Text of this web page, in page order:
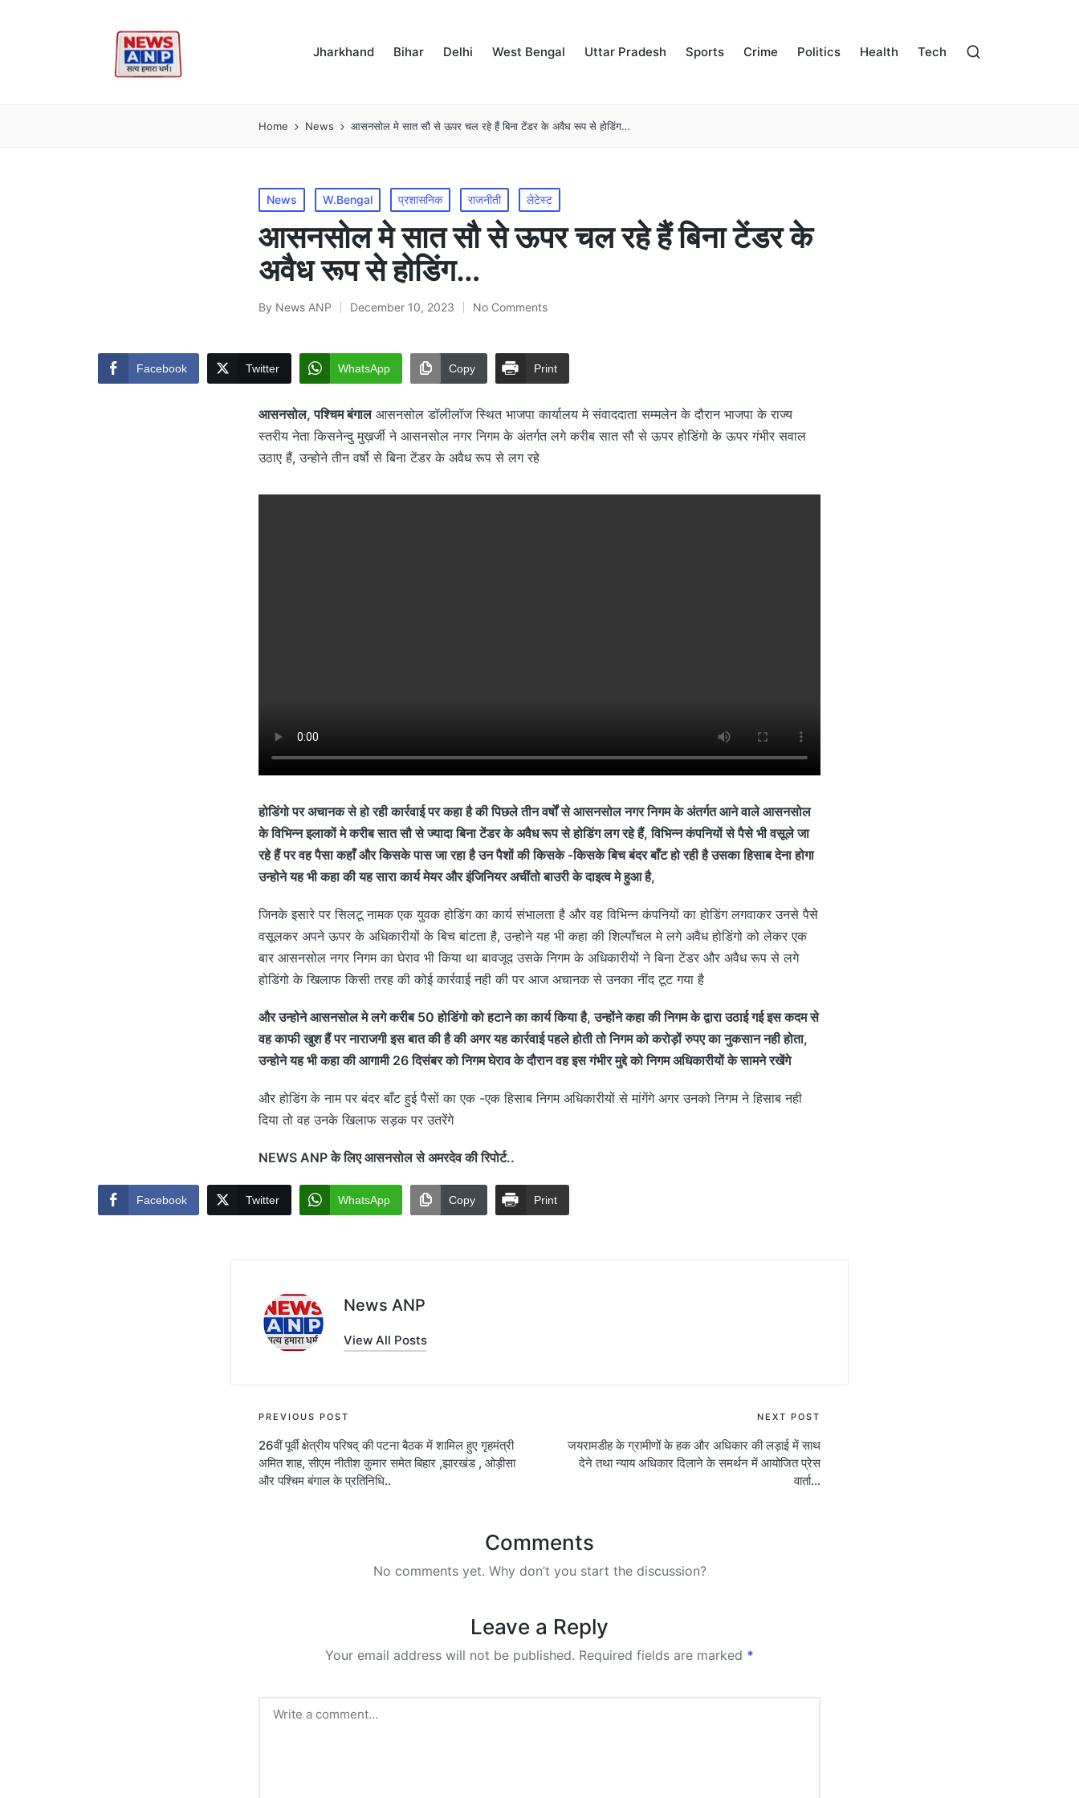
Jharkhand Bihar Delhi West Bengal Uttar Pradesh Sports Crime Politics Health Tech
Home News आसनसोल मे सात सौ से ऊपर चल रहे हैं बिना टेंडर के अवैध रूप से होडिंग…
Posted
in
News W.Bengal प्रशासनिक राजनीती लेटेस्ट
आसनसोल मे सात सौ से ऊपर चल रहे हैं बिना टेंडर के
अवैध रूप से होडिंग…
Posted
By News ANP December 10, 2023 No Comments
Facebook Twitter WhatsApp Copy Print
आसनसोल, पश्चिम बंगालआसनसोल डॉलीलॉज स्थित भाजपा कार्यालय मे संवाददाता सम्मलेन के दौरान भाजपा के राज्य
स्तरीय नेता किसनेन्दु मुख़र्जी ने आसनसोल नगर निगम के अंतर्गत लगे करीब सात सौ से ऊपर होडिंगो के ऊपर गंभीर सवाल
उठाए हैं, उन्होने तीन वर्षो से बिना टेंडर के अवैध रूप से लग रहे
होडिंगो पर अचानक से हो रही कार्रवाई पर कहा है की पिछले तीन वर्षों से आसनसोल नगर निगम के अंतर्गत आने वाले आसनसोल
के विभिन्न इलाकों मे करीब सात सौ से ज्यादा बिना टेंडर के अवैध रूप से होडिंग लग रहे हैं, विभिन्न कंपनियों से पैसे भी वसूले जा
रहे हैं पर वह पैसा कहाँ और किसके पास जा रहा है उन पैशों की किसके -किसके बिच बंदर बाँट हो रही है उसका हिसाब देना होगा
उन्होने यह भी कहा की यह सारा कार्य मेयर और इंजिनियर अचींतो बाउरी के दाइत्व मे हुआ है,
जिनके इसारे पर सिलटू नामक एक युवक होडिंग का कार्य संभालता है और वह विभिन्न कंपनियों का होडिंग लगवाकर उनसे पैसे
वसूलकर अपने ऊपर के अधिकारीयों के बिच बांटता है, उन्होने यह भी कहा की शिल्पाँचल मे लगे अवैध होडिंगो को लेकर एक
बार आसनसोल नगर निगम का घेराव भी किया था बावजूद उसके निगम के अधिकारीयों ने बिना टेंडर और अवैध रूप से लगे
होडिंगो के खिलाफ किसी तरह की कोई कार्रवाई नही की पर आज अचानक से उनका नींद टूट गया है
और उन्होने आसनसोल मे लगे करीब 50 होडिंगो को हटाने का कार्य किया है, उन्होंने कहा की निगम के द्वारा उठाई गई इस कदम से
वह काफी खुश हैं पर नाराजगी इस बात की है की अगर यह कार्रवाई पहले होती तो निगम को करोड़ों रुपए का नुकसान नही होता,
उन्होने यह भी कहा की आगामी 26 दिसंबर को निगम घेराव के दौरान वह इस गंभीर मुद्दे को निगम अधिकारीयों के सामने रखेंगे
और होडिंग के नाम पर बंदर बाँट हुई पैसों का एक -एक हिसाब निगम अधिकारीयों से मांगेंगे अगर उनको निगम ने हिसाब नही
दिया तो वह उनके खिलाफ सड़क पर उतरेंगे
NEWS ANP के लिए आसनसोल से अमरदेव की रिपोर्ट..
Facebook Twitter WhatsApp Copy Print
News ANP
View All Posts
Post
navigation
PREVIOUS POST
26वीं पूर्वी क्षेत्रीय परिषद् की पटना बैठक में शामिल हुए गृहमंत्री
अमित शाह, सीएम नीतीश कुमार समेत बिहार ,झारखंड , ओड़ीसा
और पश्चिम बंगाल के प्रतिनिधि..
NEXT POST
जयरामडीह के ग्रामीणों के हक और अधिकार की लड़ाई में साथ
देने तथा न्याय अधिकार दिलाने के समर्थन में आयोजित प्रेस
वार्ता…
Comments
No comments yet. Why don’t you start the discussion?
Leave a Reply
Your email address will not be published. Required fields are marked *